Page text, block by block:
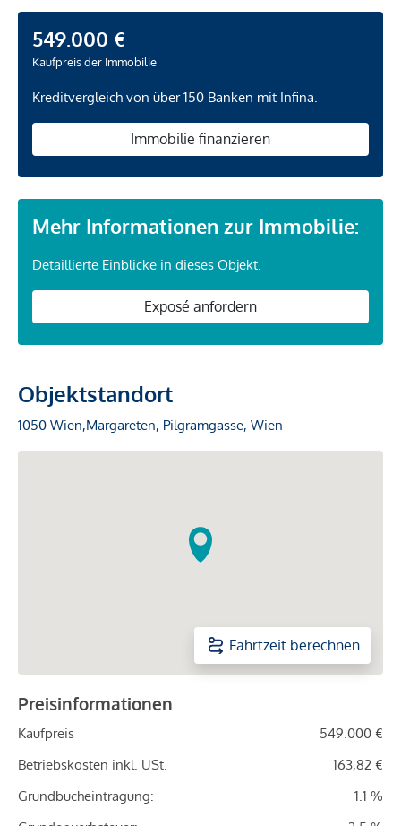
549.000 €
Kaufpreis der Immobilie
Kreditvergleich von über 150 Banken mit Infina.
Immobilie finanzieren
Mehr Informationen zur Immobilie:
Detaillierte Einblicke in dieses Objekt.
Exposé anfordern
Objektstandort
1050 Wien,Margareten, Pilgramgasse, Wien
Fahrtzeit berechnen
Preisinformationen
Kaufpreis
549.000 €
Betriebskosten inkl. USt.
163,82 €
Grundbucheintragung:
1.1 %